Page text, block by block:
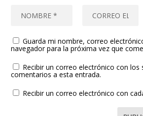
Guarda mi nombre, correo
navegador para la próxima vez que
Recibir un correo electrónico con los
comentarios a esta entrada.
Recibir un correo electrónico con